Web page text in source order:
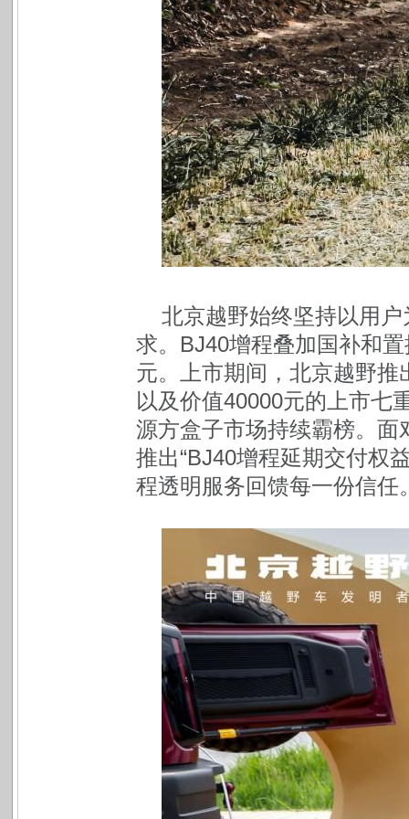
北京越野始终坚持以用
求。BJ40增程叠加国补和
元。上市期间，北京越野推
以及价值40000元的上市七
源方盒子市场持续霸榜。
推出“BJ40增程延期交付权
程透明服务回馈每一份信任